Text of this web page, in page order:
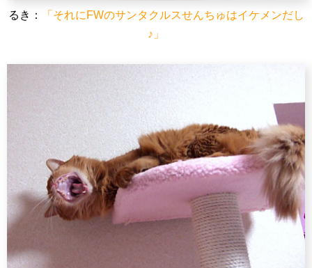
るき：
「それにFWのサンタクルスせんちゅはイケメンだし
♪」